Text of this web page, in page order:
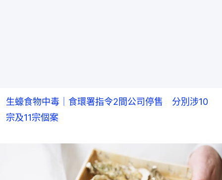
生蠔食物中毒｜食環署指令2間公司停售 分別涉10
宗及11宗個案